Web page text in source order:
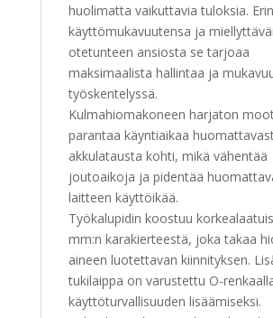
huolimatta vaikuttavia tuloksia.
käyttömukavuutensa ja
otetunteen ansiosta se tarjoaa
maksimaalista hallintaa ja
työskentelyssä.
Kulmahiomakoneen harjaton
parantaa käyntiaikaa
akkulatausta kohti, mikä vähentää
joutoaikoja ja pidentää
laitteen käyttöikää.
Työkalupidin koostuu
mm:n karakierteestä, joka takaa
aineen luotettavan kiinnityksen.
tukilaippa on varustettu O-
käyttöturvallisuuden lisäämiseksi.